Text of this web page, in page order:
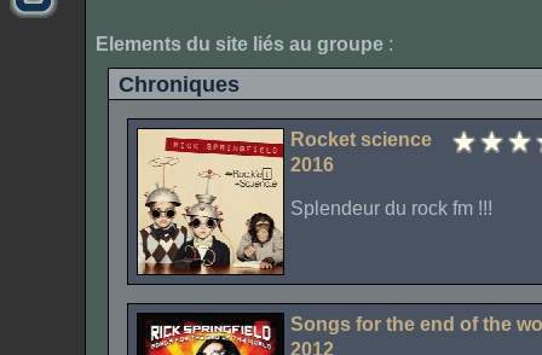
Elements du site liés au groupe :
Chroniques
Rocket science
2016
Splendeur du rock fm !!!
Songs for the end of the
2012